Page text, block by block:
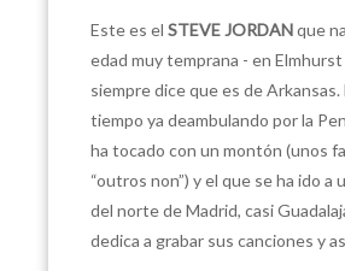
Este es el STEVE JORDANque
edad muy temprana - en
siempre dice que es de Arkansas.
tiempo ya deambulando por la
ha tocado con un montón (unos
“outros non”) y el que se ha ido a
del norte de Madrid, casi
dedica a grabar sus canciones y